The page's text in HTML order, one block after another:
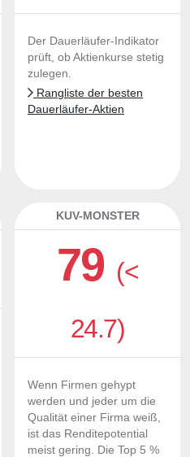
Der Dauerläufer-Indikator
prüft, ob Aktienkurse stetig
zulegen.
Rangliste der besten
Dauerläufer-Aktien
KUV-MONSTER
79 (<
24.7)
Wenn Firmen gehypt
werden und jeder um die
Qualität einer Firma weiß,
ist das Renditepotential
meist gering. Die Top 5 %